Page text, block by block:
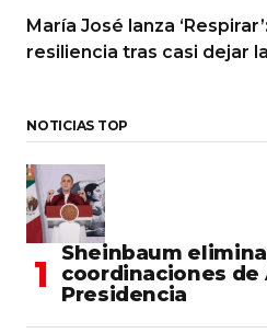
María José lanza
resiliencia tras casi dejar
NOTICIAS TOP
Sheinbaum
coordinaciones de
Presidencia